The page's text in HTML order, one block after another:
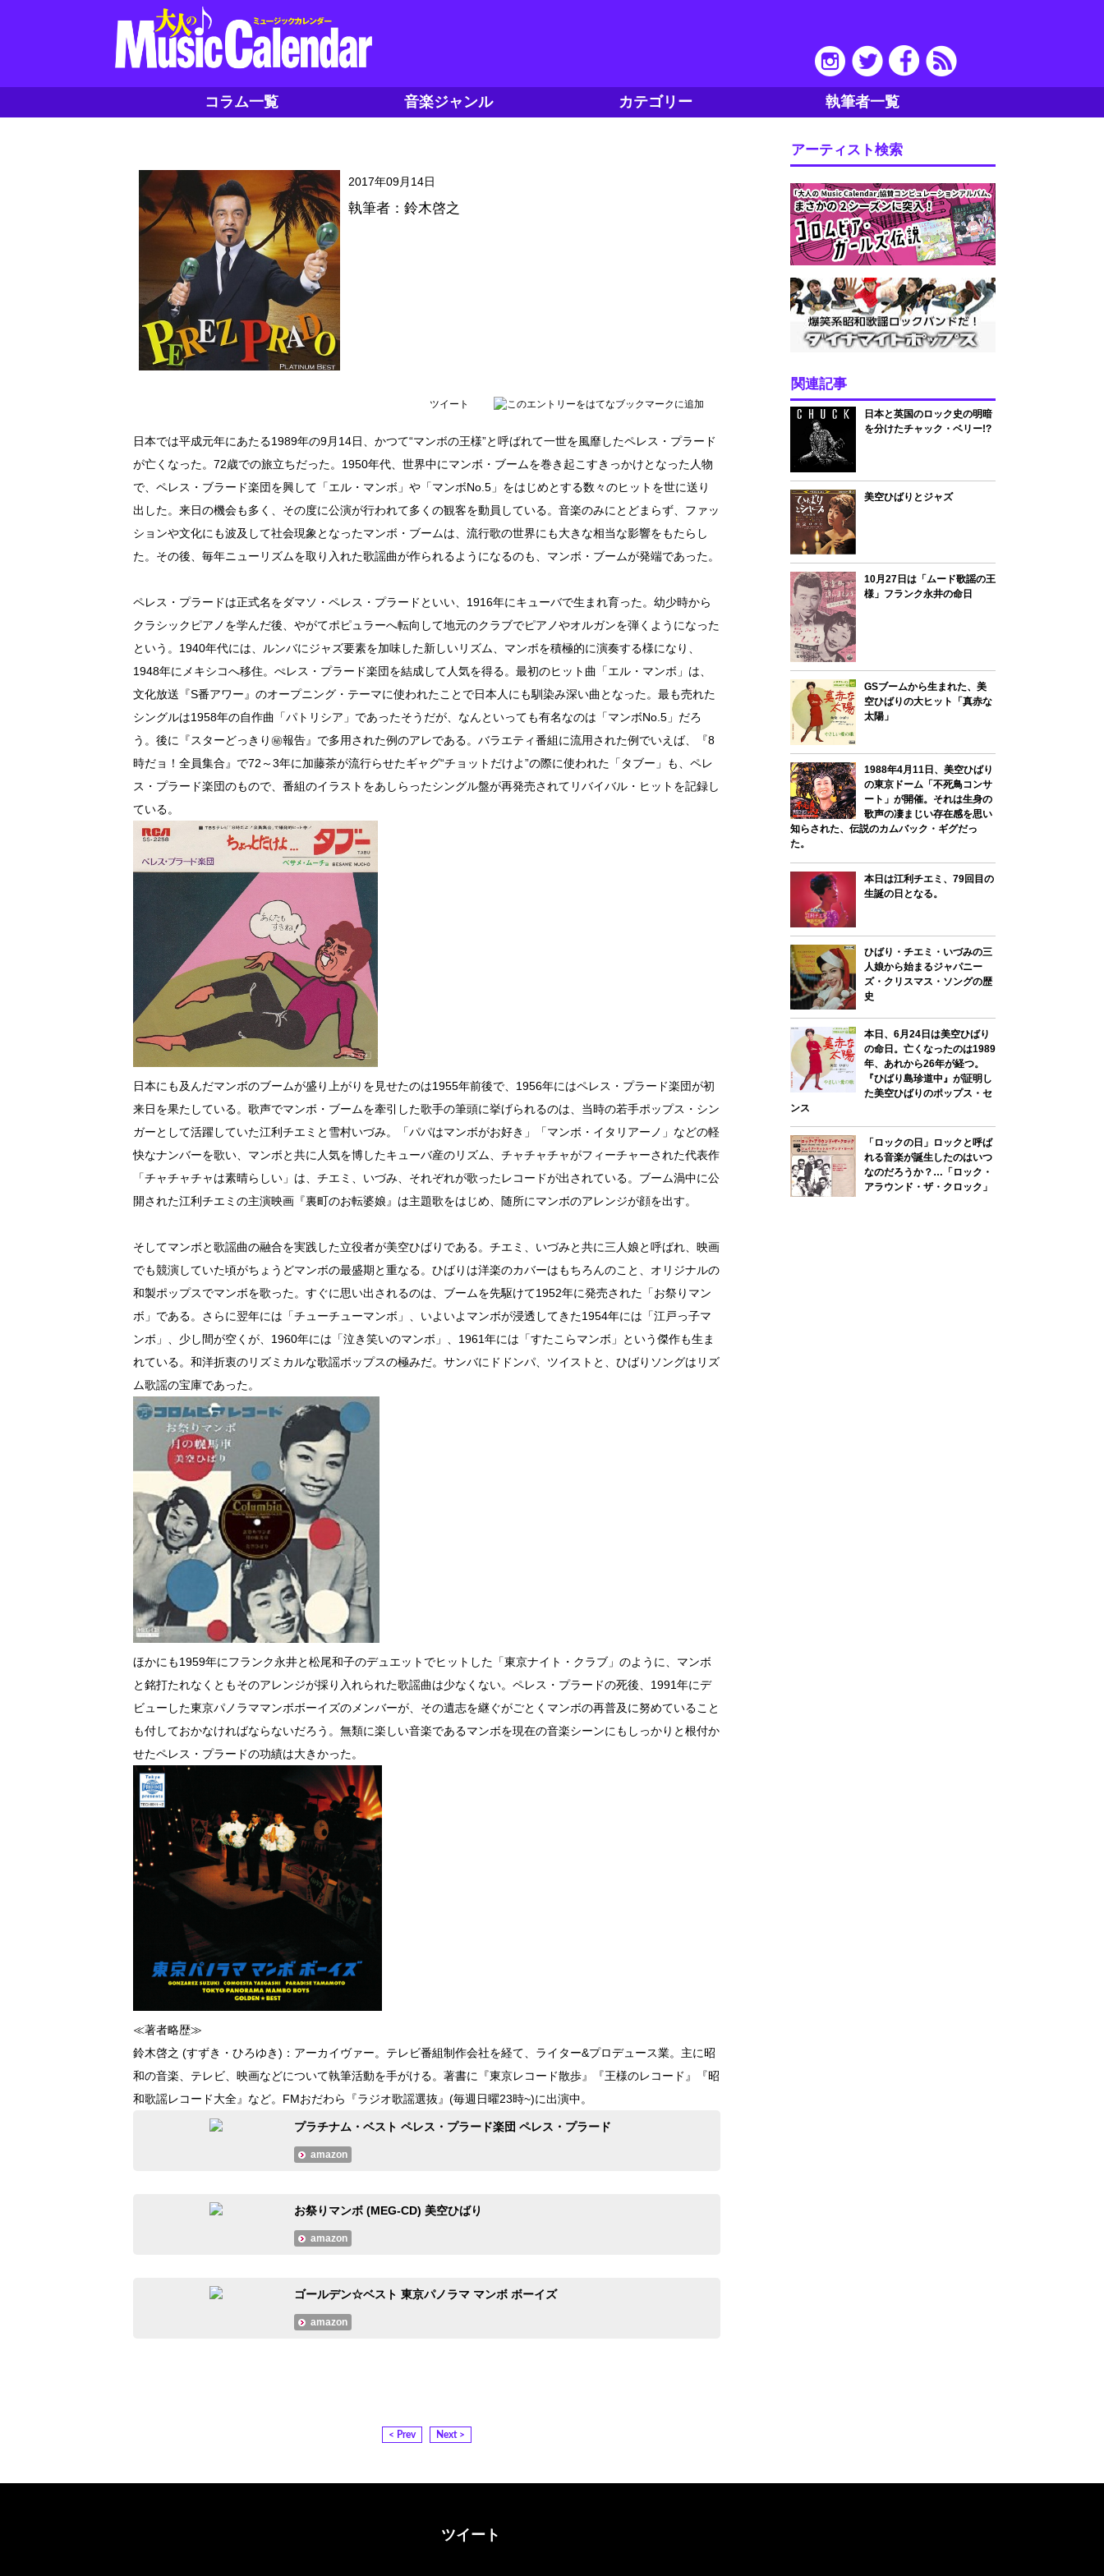
コラム一覧 音楽ジャンル カテゴリー 執筆者一覧
2017年09月14日
執筆者：鈴木啓之
ツイート
日本では平成元年にあたる1989年の9月14日、かつて“マンボの王様”と呼ばれて一世を風靡したペレス・プラード
が亡くなった。72歳での旅立ちだった。1950年代、世界中にマンボ・ブームを巻き起こすきっかけとなった人物
で、ペレス・ブラード楽団を興して「エル・マンボ」や「マンボNo.5」をはじめとする数々のヒットを世に送り
出した。来日の機会も多く、その度に公演が行われて多くの観客を動員している。音楽のみにとどまらず、ファッ
ションや文化にも波及して社会現象となったマンボ・ブームは、流行歌の世界にも大きな相当な影響をもたらし
た。その後、毎年ニューリズムを取り入れた歌謡曲が作られるようになるのも、マンボ・ブームが発端であった。
ペレス・プラードは正式名をダマソ・ペレス・プラードといい、1916年にキューバで生まれ育った。幼少時から
クラシックピアノを学んだ後、やがてポピュラーへ転向して地元のクラブでピアノやオルガンを弾くようになった
という。1940年代には、ルンバにジャズ要素を加味した新しいリズム、マンボを積極的に演奏する様になり、
1948年にメキシコへ移住。ぺレス・プラード楽団を結成して人気を得る。最初のヒット曲「エル・マンボ」は、
文化放送『S番アワー』のオープニング・テーマに使われたことで日本人にも馴染み深い曲となった。最も売れた
シングルは1958年の自作曲「パトリシア」であったそうだが、なんといっても有名なのは「マンボNo.5」だろ
う。後に『スターどっきり㊙報告』で多用された例のアレである。バラエティ番組に流用された例でいえば、『8
時だョ！全員集合』で72～3年に加藤茶が流行らせたギャグ“チョットだけよ”の際に使われた「タブー」も、ペレ
ス・プラード楽団のもので、番組のイラストをあしらったシングル盤が再発売されてリバイバル・ヒットを記録し
ている。
日本にも及んだマンボのブームが盛り上がりを見せたのは1955年前後で、1956年にはペレス・プラード楽団が初
来日を果たしている。歌声でマンボ・ブームを牽引した歌手の筆頭に挙げられるのは、当時の若手ポップス・シン
ガーとして活躍していた江利チエミと雪村いづみ。「パパはマンボがお好き」「マンボ・イタリアーノ」などの軽
快なナンバーを歌い、マンボと共に人気を博したキューバ産のリズム、チャチャチャがフィーチャーされた代表作
「チャチャチャは素晴らしい」は、チエミ、いづみ、それぞれが歌ったレコードが出されている。ブーム渦中に公
開された江利チエミの主演映画『裏町のお転婆娘』は主題歌をはじめ、随所にマンボのアレンジが顔を出す。
そしてマンボと歌謡曲の融合を実践した立役者が美空ひばりである。チエミ、いづみと共に三人娘と呼ばれ、映画
でも競演していた頃がちょうどマンボの最盛期と重なる。ひばりは洋楽のカバーはもちろんのこと、オリジナルの
和製ポップスでマンボを歌った。すぐに思い出されるのは、ブームを先駆けて1952年に発売された「お祭りマン
ボ」である。さらに翌年には「チューチューマンボ」、いよいよマンボが浸透してきた1954年には「江戸っ子マ
ンボ」、少し間が空くが、1960年には「泣き笑いのマンボ」、1961年には「すたこらマンボ」という傑作も生ま
れている。和洋折衷のリズミカルな歌謡ボップスの極みだ。サンバにドドンパ、ツイストと、ひばりソングはリズ
ム歌謡の宝庫であった。
ほかにも1959年にフランク永井と松尾和子のデュエットでヒットした「東京ナイト・クラブ」のように、マンボ
と銘打たれなくともそのアレンジが採り入れられた歌謡曲は少なくない。ペレス・プラードの死後、1991年にデ
ビューした東京パノラママンボボーイズのメンバーが、その遺志を継ぐがごとくマンボの再普及に努めていること
も付しておかなければならないだろう。無類に楽しい音楽であるマンボを現在の音楽シーンにもしっかりと根付か
せたペレス・プラードの功績は大きかった。
≪著者略歴≫
鈴木啓之 (すずき・ひろゆき)：アーカイヴァー。テレビ番組制作会社を経て、ライター&プロデュース業。主に昭
和の音楽、テレビ、映画などについて執筆活動を手がける。著書に『東京レコード散歩』『王様のレコード』『昭
和歌謡レコード大全』など。FMおだわら『ラジオ歌謡選抜』(毎週日曜23時~)に出演中。
プラチナム・ベスト ペレス・プラード楽団 ペレス・プラード
amazon
お祭りマンボ (MEG-CD) 美空ひばり
amazon
ゴールデン☆ベスト 東京パノラマ マンボ ボーイズ
amazon
< Prev Next >
アーティスト検索
関連記事
日本と英国のロック史の明暗
を分けたチャック・ベリー!?
美空ひばりとジャズ
10月27日は「ムード歌謡の王
様」フランク永井の命日
GSブームから生まれた、美
空ひばりの大ヒット「真赤な
太陽」
1988年4月11日、美空ひばり
の東京ドーム「不死鳥コンサ
ート」が開催。それは生身の
歌声の凄まじい存在感を思い
知らされた、伝説のカムバック・ギグだっ
た。
本日は江利チエミ、79回目の
生誕の日となる。
ひばり・チエミ・いづみの三
人娘から始まるジャパニー
ズ・クリスマス・ソングの歴
史
本日、6月24日は美空ひばり
の命日。亡くなったのは1989
年、あれから26年が経つ。
『ひばり島珍道中』が証明し
た美空ひばりのポップス・セ
ンス
「ロックの日」ロックと呼ば
れる音楽が誕生したのはいつ
なのだろうか？…「ロック・
アラウンド・ザ・クロック」
ツイート